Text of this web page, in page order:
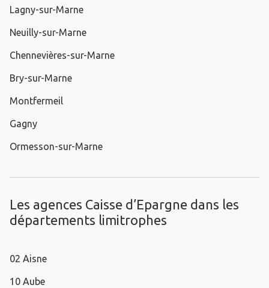
Lagny-sur-Marne
Neuilly-sur-Marne
Chennevières-sur-Marne
Bry-sur-Marne
Montfermeil
Gagny
Ormesson-sur-Marne
Les agences Caisse d’Epargne dans les
départements limitrophes
02 Aisne
10 Aube